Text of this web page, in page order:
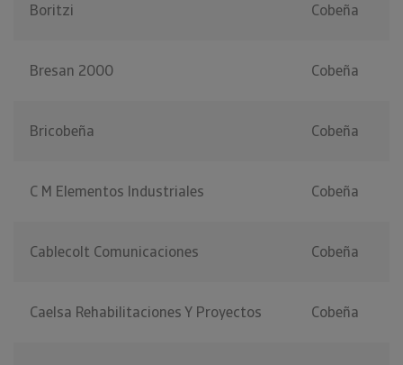
Boritzi Cobeña
Bresan 2000 Cobeña
Bricobeña Cobeña
C M Elementos Industriales Cobeña
Cablecolt Comunicaciones Cobeña
Caelsa Rehabilitaciones Y Proyectos Cobeña